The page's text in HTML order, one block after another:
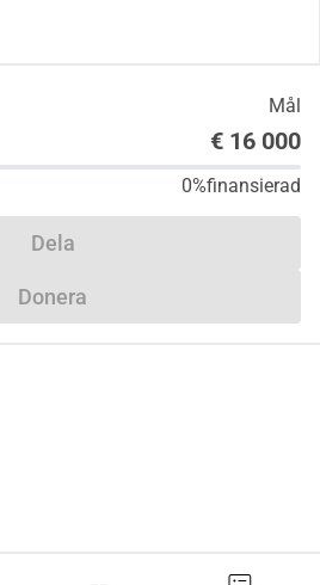
Mål
€ 16 000
0%finansierad
Dela
Donera